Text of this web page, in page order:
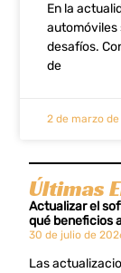
En la
automóviles
desafíos.
de
2 de marzo
Últimas
Actualizar el
qué beneficios
30 de julio de
Las